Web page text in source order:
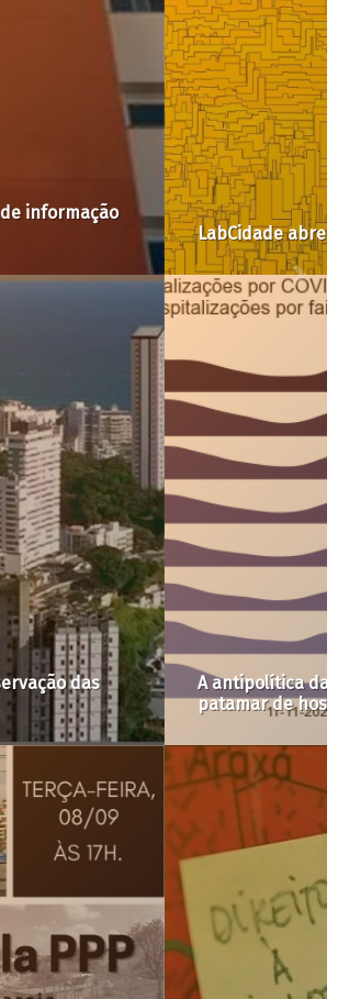
bases de dados para baixar
vacinação infantil tem mantido o
de crianças em SP